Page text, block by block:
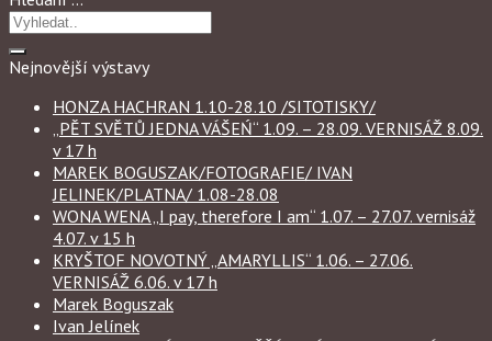
Nejnovější výstavy
HONZA HACHRAN 1.10-28.10 /SITOTISKY/
„PĚT SVĚTŮ JEDNA VÁŠEŃ“ 1.09. – 28.09. VERNISÁŽ 8.09.
v 17 h
MAREK BOGUSZAK/FOTOGRAFIE/ IVAN
JELINEK/PLATNA/ 1.08-28.08
WONA WENA „I pay, therefore I am“ 1.07. – 27.07. vernisáž
4.07. v 15 h
KRYŠTOF NOVOTNÝ „AMARYLLIS“ 1.06. – 27.06.
VERNISÁŽ 6.06. v 17 h
Marek Boguszak
Ivan Jelínek